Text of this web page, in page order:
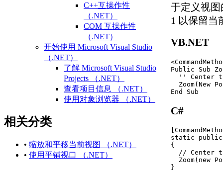
C++互操作性
（.NET）
COM 互操作性
（.NET）
开始使用 Microsoft Visual Studio
（.NET）
了解 Microsoft Visual Studio
Projects （.NET）
查看项目信息 （.NET）
使用对象浏览器 （.NET）
相关 AutoCAD 命令和术语
（.NET）
有关 Microsoft Visual Studio
相关分类
• 缩放和平移当前视图 （.NET）
• 使用平铺视口 （.NET）
于定义视图
1 以保留当
VB.NET
Public Sub
'' Center
Zoom(New
End Sub
C#
static public
{
// Center
Zoom(new
}